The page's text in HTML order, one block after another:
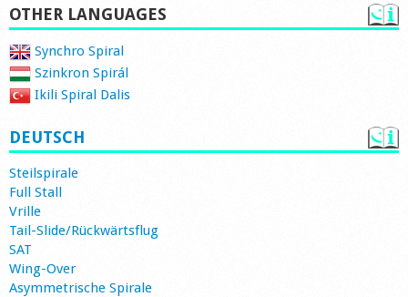
OTHER LANGUAGES
Synchro Spiral
Szinkron Spirál
Ikili Spiral Dalis
DEUTSCH
Steilspirale
Full Stall
Vrille
Tail-Slide/Rückwärtsflug
SAT
Wing-Over
Asymmetrische Spirale